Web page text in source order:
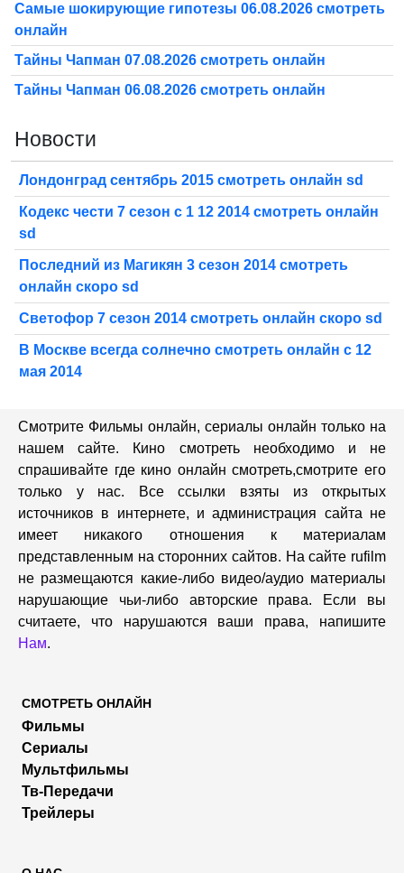
Самые шокирующие гипотезы 06.08.2026 смотреть
онлайн
Тайны Чапман 07.08.2026 смотреть онлайн
Тайны Чапман 06.08.2026 смотреть онлайн
Новости
Лондонград сентябрь 2015 смотреть онлайн sd
Кодекс чести 7 сезон с 1 12 2014 смотреть онлайн
sd
Последний из Магикян 3 сезон 2014 смотреть
онлайн скоро sd
Светофор 7 сезон 2014 смотреть онлайн скоро sd
В Москве всегда солнечно смотреть онлайн с 12
мая 2014
Смотрите Фильмы онлайн, сериалы онлайн только на
нашем сайте. Кино смотреть необходимо и не
спрашивайте где кино онлайн смотреть,cмотрите его
только у нас. Все ссылки взяты из открытых
источников в интернете, и администрация сайта не
имеет никакого отношения к материалам
представленным на сторонних сайтов. На сайте rufilm
не размещаются какие-либо видео/аудио материалы
нарушающие чьи-либо авторские права. Если вы
считаете, что нарушаются ваши права, напишите
Нам.
СМОТРЕТЬ ОНЛАЙН
Фильмы
Сериалы
Мультфильмы
Тв-Передачи
Трейлеры